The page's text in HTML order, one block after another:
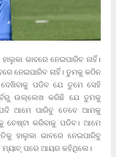
ଭାବରେ ନେଇପାରିବ ନାହିଁ।
ନେଇପାରିବ ନାହିଁ। ତୁମକୁ କଠିନ
ପଡିବ ଯେ ତୁମେ ସେହି
ଉଲ୍ଲେଖ କରିଛି ଯେ ତୁମକୁ
ଯଦି ଆମେ ପାରିବୁ ତେବେ ଆମକୁ
କରିବାକୁ ପଡିବ। ଆମେ
ହାଲୁକା ଭାବରେ ନେଇପାରିବୁ
ମ୍ୟାଚ୍ ପରେ ଆୟର କହିଥିଲେ।